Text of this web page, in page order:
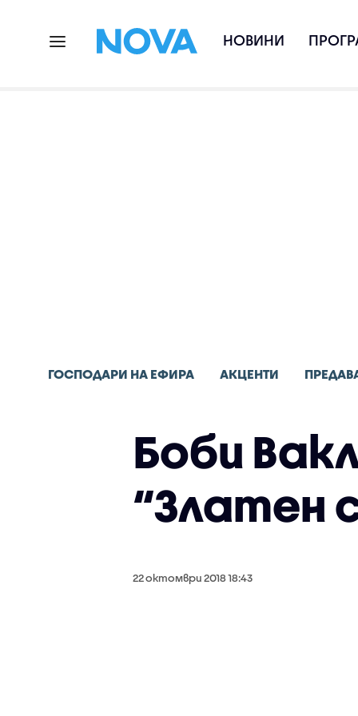
НОВИНИ
ГОСПОДАРИ НА ЕФИРА АКЦЕНТИ
Боби
“Златен
22 октомври 2018 18:43